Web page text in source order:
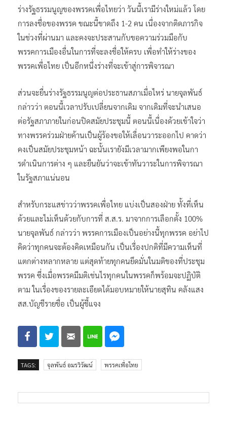
ร่างรัฐธรรมนูญของพรรคเพื่อไทยว่า วันนี้เรามีร่างใหม่แล้ว โดย
การลงชื่อของพรรค ขณะนี้ขาดถึง 1-2 คน เนื่องจากติดภารกิจ
ในช่วงที่ผ่านมา และคงจะประสานกับขอความร่วมมือกับ
พรรคการเมืองอื่นในการที่จะลงชื่อให้ครบ เพื่อทำให้ร่างของ
พรรคเพื่อไทย เป็นอีกหนึ่งร่างที่จะเข้าสู่การพิจารณา
ส่วนจะยื่นร่างรัฐธรรมนูญต่อประธานสภาเมื่อไหร่ นายจุลพันธ์
กล่าวว่า ตอนนี้เวลาปรับเปลี่ยนจากเดิม จากเดิมที่จะนําเสนอ
ต่อรัฐสภาภายในก่อนปิดสมัยประชุมนี้ ตอนนี้เนื่องด้วยเข้าใจว่า
ทางพรรคร่วมฝ่ายค้านเป็นผู้ร้องขอให้เลื่อนวาระออกไป คาดว่า
คงเป็นสมัยประชุมหน้า ฉะนั้นเรายังมีเวลามากเพียงพอในกา
รดําเนินการต่าง ๆ และยืนยันว่าจะเข้าทันวาระในการพิจารณา
ในรัฐสภาแน่นอน
สำหรับกระแสข่าวว่าพรรคเพื่อไทย แบ่งเป็นสองฝ่าย ทั้งที่เห็น
ด้วยและไม่เห็นด้วยกับการที่ ส.ส.ร. มาจากการเลือกตั้ง 100%
นายจุลพันธ์ กล่าวว่า พรรคการเมืองเป็นอย่างนี้ทุกพรรค อย่าไป
คิดว่าทุกคนจะต้องคิดเหมือนกัน เป็นเรื่องปกติที่มีความเห็นที่
แตกต่างหลากหลาย แต่สุดท้ายทุกคนยึดมั่นในมติของที่ประชุม
พรรค ซึ่งเมื่อพรรคมีมติเช่นไรทุกคนในพรรคก็พร้อมจะปฏิบัติ
ตาม ในเรื่องของรายละเอียดได้มอบหมายให้นายสุทิน คลังแสง
สส.บัญชีรายชื่อ เป็นผู้ชี้แจง
TAGS: จุลพันธ์ อมรวิวัฒน์ พรรคเพื่อไทย